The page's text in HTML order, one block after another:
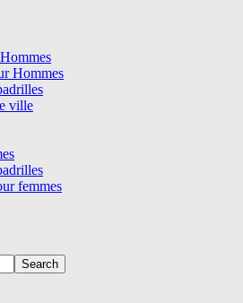
Hommes
ville
femmes
Search